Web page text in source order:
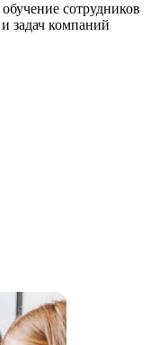
сотрудников
задач компаний